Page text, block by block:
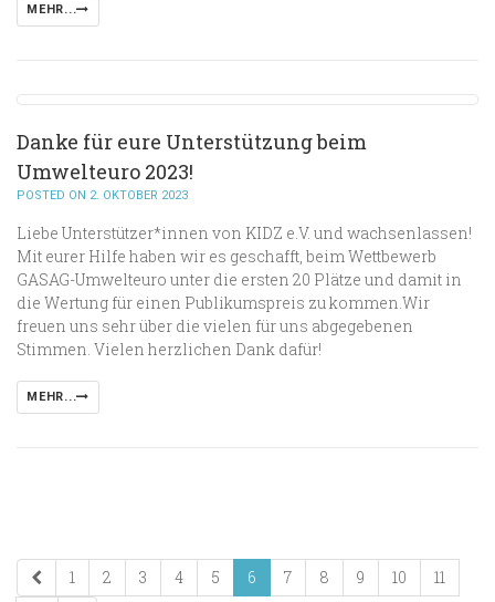
MEHR...
Danke für eure Unterstützung beim
Umwelteuro 2023!
POSTED ON 2. OKTOBER 2023
Liebe Unterstützer*innen von KIDZ e.V. und wachsenlassen!
Mit eurer Hilfe haben wir es geschafft, beim Wettbewerb
GASAG-Umwelteuro unter die ersten 20 Plätze und damit in
die Wertung für einen Publikumspreis zu kommen.Wir
freuen uns sehr über die vielen für uns abgegebenen
Stimmen. Vielen herzlichen Dank dafür!
MEHR...
1 2 3 4 5 6 7 8 9 10
11